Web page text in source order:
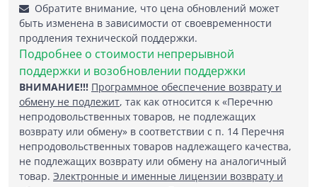
Обратите внимание, что цена обновлений может
быть изменена в зависимости от своевременности
продления технической поддержки.
Подробнее о стоимости непрерывной
поддержки и возобновлении поддержки
ВНИМАНИЕ!!! Программное обеспечение возврату и
обмену не подлежит, так как относится к «Перечню
непродовольственных товаров, не подлежащих
возврату или обмену» в соответствии с п. 14 Перечня
непродовольственных товаров надлежащего качества,
не подлежащих возврату или обмену на аналогичный
товар. Электронные и именные лицензии возврату и